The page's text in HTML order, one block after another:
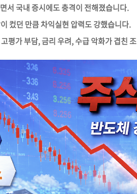
서 국내 증시에도 충격이 전해졌습니다.
컸던 만큼 차익실현 압력도 강했습니다.
평가 부담, 금리 우려, 수급 악화가 겹친